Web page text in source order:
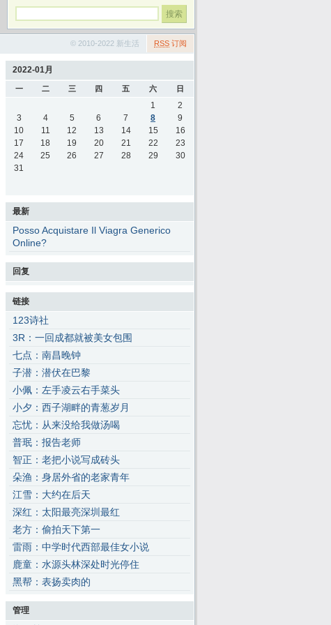
RSS 订阅
© 2010-2022 新生活
2022-01月
一 二 三 四 五 六 日
1
2
3
4 5 6 7 8
9
10
11 12 13 14 15
16
17
18 19 20 21 22
23
24
25 26 27 28 29
30
31
最新
Posso Acquistare Il Viagra Generico
Online?
回复
链接
123诗社
3R：一回成都就被美女包围
七点：南昌晚钟
子潜：潜伏在巴黎
小佩：左手凌云右手菜头
小夕：西子湖畔的青葱岁月
忘忧：从来没给我做汤喝
普珉：报告老师
智正：老把小说写成砖头
朵渔：身居外省的老家青年
江雪：大约在后天
深红：太阳最亮深圳最红
老方：偷拍天下第一
雷雨：中学时代西部最佳女小说
鹿童：水源头林深处时光停住
黑帮：表扬卖肉的
管理